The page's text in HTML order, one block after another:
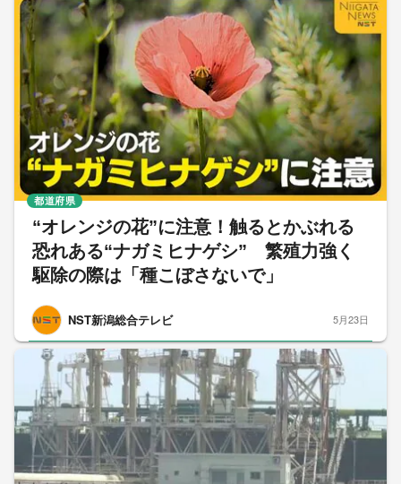
“オレンジの花”に注意！触るとかぶれる
恐れある“ナガミヒナゲシ” 繁殖力強く
駆除の際は「種こぼさないで」
NST新潟総合テレビ
都道府県
5月23日